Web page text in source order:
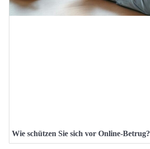
Wie schützen Sie sich vor Online-Betrug?